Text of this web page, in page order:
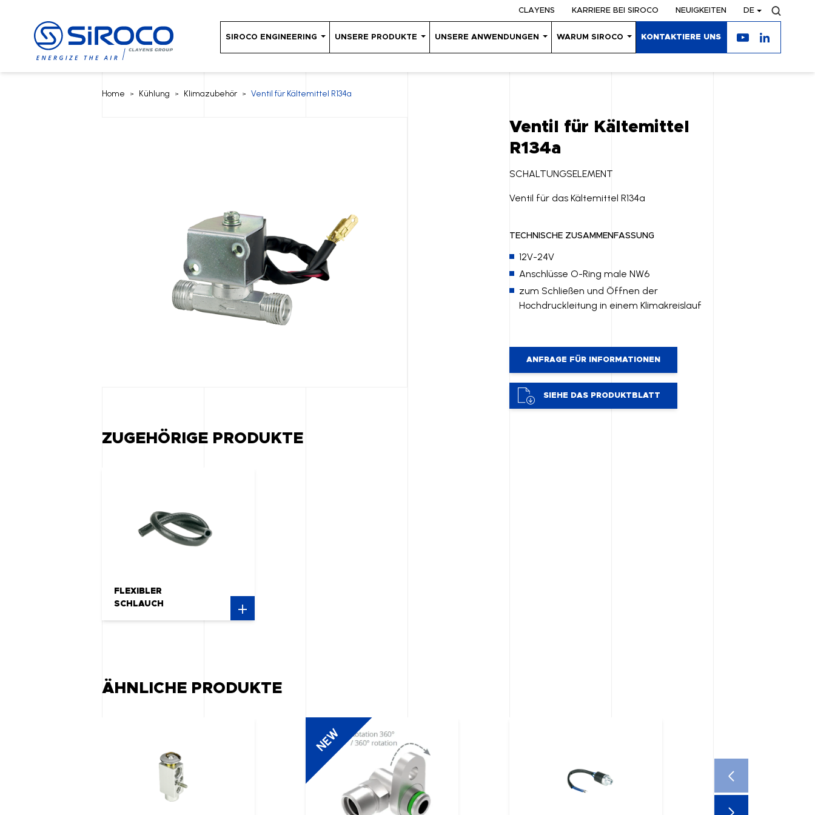
CLAYENS KARRIERE BEI SIROCO NEUIGKEITEN DE
SIROCO ENGINEERING UNSERE PRODUKTE UNSERE ANWENDUNGEN WARUM SIROCO KONTAKTIERE UNS
Home > Kühlung > Klimazubehör > Ventil für Kältemittel R134a
Ventil für Kältemittel
R134a
SCHALTUNGSELEMENT
Ventil für das Kältemittel R134a
TECHNISCHE ZUSAMMENFASSUNG
12V-24V
Anschlüsse O-Ring male NW6
zum Schließen und Öffnen der
Hochdruckleitung in einem Klimakreislauf
ANFRAGE FÜR INFORMATIONEN
SIEHE DAS PRODUKTBLATT
ZUGEHÖRIGE PRODUKTE
FLEXIBLER
SCHLAUCH
ÄHNLICHE PRODUKTE
NEW